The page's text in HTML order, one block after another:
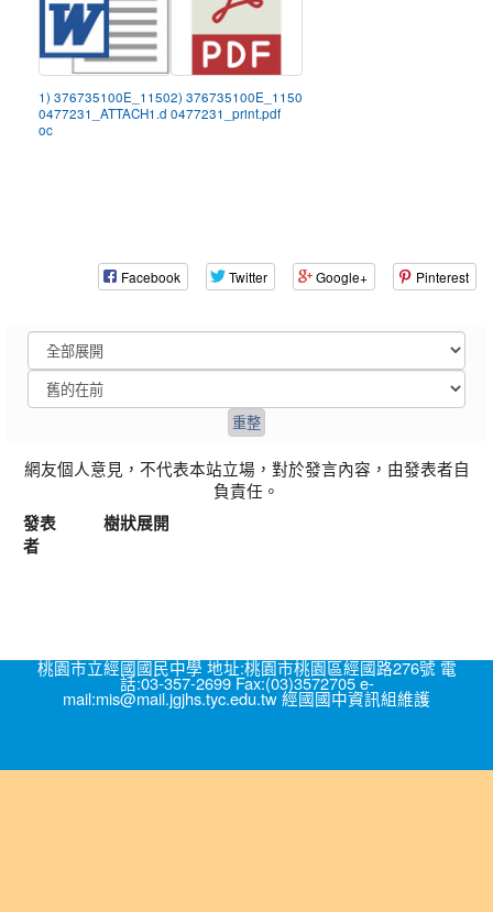
1) 376735100E_1150
0477231_ATTACH1.d
oc
2) 376735100E_1150
0477231_print.pdf
Facebook Twitter Google+ Pinterest
網友個人意見，不代表本站立場，對於發言內容，由發表者自
負責任。
發表
者
樹狀展開
桃園市立經國國民中學 地址:桃園市桃園區經國路276號 電
話:03-357-2699 Fax:(03)3572705 e-
mail:mis@mail.jgjhs.tyc.edu.tw 經國國中資訊組維護